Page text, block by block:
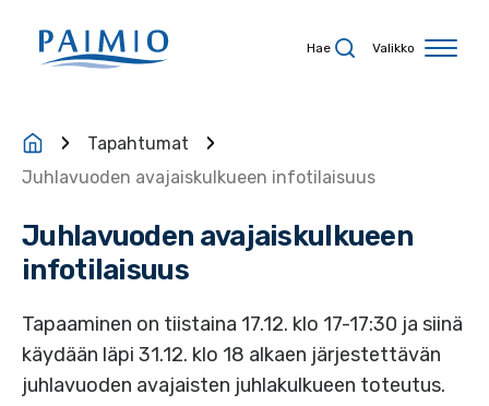
Hae Valikko
Tapahtumat
Juhlavuoden avajaiskulkueen infotilaisuus
Juhlavuoden avajaiskulkueen
infotilaisuus
Tapaaminen on tiistaina 17.12. klo 17-17:30 ja siinä
käydään läpi 31.12. klo 18 alkaen järjestettävän
juhlavuoden avajaisten juhlakulkueen toteutus.